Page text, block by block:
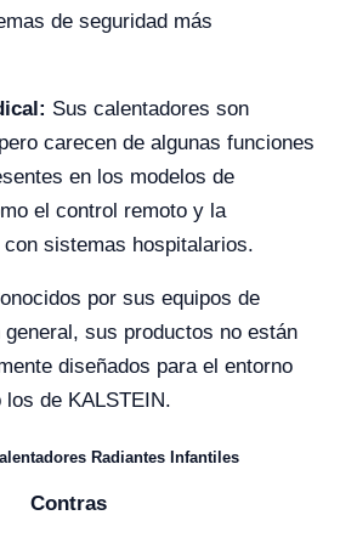
de seguridad más
Sus calentadores son
carecen de algunas funciones
en los modelos de
el control remoto y la
sistemas hospitalarios.
por sus equipos de
sus productos no están
diseñados para el entorno
los de KALSTEIN.
Radiantes Infantiles
Contras